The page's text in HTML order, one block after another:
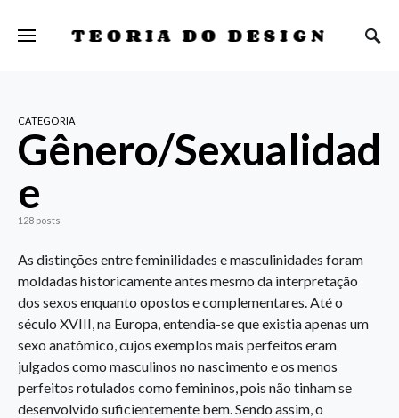
TEORIA DO DESIGN
CATEGORIA
Gênero/Sexualidad
e
128 posts
As distinções entre feminilidades e masculinidades foram
moldadas historicamente antes mesmo da interpretação
dos sexos enquanto opostos e complementares. Até o
século XVIII, na Europa, entendia-se que existia apenas um
sexo anatômico, cujos exemplos mais perfeitos eram
julgados como masculinos no nascimento e os menos
perfeitos rotulados como femininos, pois não tinham se
desenvolvido suficientemente bem. Sendo assim, o